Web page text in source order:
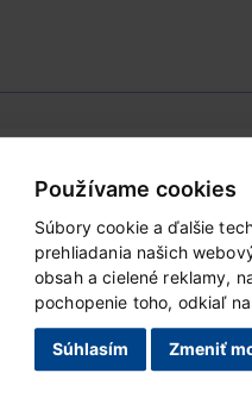
Používame cookies
Súbory cookie a ďalšie
prehliadania našich
obsah a cielené reklamy,
pochopenie toho, odkiaľ
Súhlasím Zmeniť
predajniach